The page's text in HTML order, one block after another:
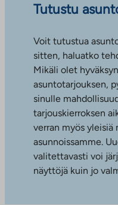
Tutustu
Voit tutustua
sitten, haluatko
Mikäli olet
asuntotarjouksen,
sinulle
tarjouskierroksen
verran myös yleisiä
asunnoissamme.
valitettavasti voi
näyttöjä kuin jo